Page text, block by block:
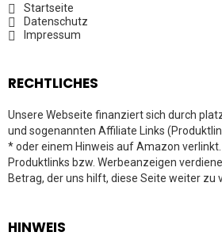
Startseite
Datenschutz
Impressum
RECHTLICHES
Unsere Webseite finanziert sich durch
und sogenannten Affiliate Links
* oder einem Hinweis auf Amazon
Produktlinks bzw. Werbeanzeigen
Betrag, der uns hilft, diese Seite weiter zu
HINWEIS